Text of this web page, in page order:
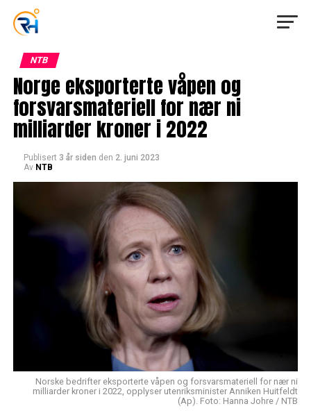
NTB
Norge eksporterte våpen og
forsvarsmateriell for nær ni
milliarder kroner i 2022
Publisert 3 år siden den 2. juni 2023
Av NTB
Norske bedrifter eksporterte våpen og forsvarsmateriell for nær ni
milliarder kroner i 2022, opplyser utenriksminister Anniken Huitfeldt
(Ap). Foto: Hanna Johre / NTB